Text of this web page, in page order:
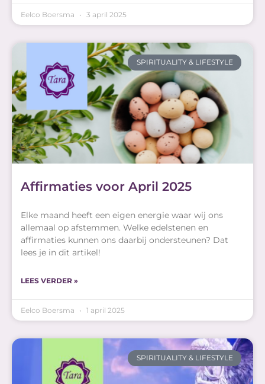
Eelco Boersma 3 april 2025
SPIRITUALITY & LIFESTYLE
Affirmaties voor April 2025
Elke maand heeft een eigen energie waar wij ons
allemaal op afstemmen. Welke edelstenen en
affirmaties kunnen ons daarbij ondersteunen? Dat
lees je in dit artikel!
LEES VERDER »
Eelco Boersma 1 april 2025
SPIRITUALITY & LIFESTYLE